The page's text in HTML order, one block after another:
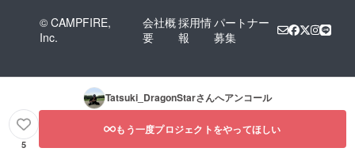
© CAMPFIRE,
Inc.
会社概
要
採用情
報
パートナー
募集
Tatsuki_DragonStarさんへアンコール
5
もう一度プロジェクトをやってほしい